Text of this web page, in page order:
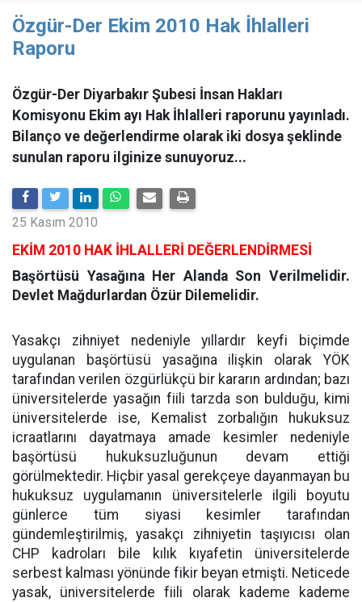
Özgür-Der Ekim 2010 Hak İhlalleri
Raporu
Özgür-Der Diyarbakır Şubesi İnsan Hakları
Komisyonu Ekim ayı Hak İhlalleri raporunu yayınladı.
Bilanço ve değerlendirme olarak iki dosya şeklinde
sunulan raporu ilginize sunuyoruz...
25 Kasım 2010
EKİM 2010 HAK İHLALLERİ DEĞERLENDİRMESİ
Başörtüsü Yasağına Her Alanda Son Verilmelidir.
Devlet Mağdurlardan Özür Dilemelidir.
Yasakçı zihniyet nedeniyle yıllardır keyfi biçimde
uygulanan başörtüsü yasağına ilişkin olarak YÖK
tarafından verilen özgürlükçü bir kararın ardından; bazı
üniversitelerde yasağın fiili tarzda son bulduğu, kimi
üniversitelerde ise, Kemalist zorbalığın hukuksuz
icraatlarını dayatmaya amade kesimler nedeniyle
başörtüsü hukuksuzluğunun devam ettiği
görülmektedir. Hiçbir yasal gerekçeye dayanmayan bu
hukuksuz uygulamanın üniversitelerle ilgili boyutu
günlerce tüm siyasi kesimler tarafından
gündemleştirilmiş, yasakçı zihniyetin taşıyıcısı olan
CHP kadroları bile kılık kıyafetin üniversitelerde
serbest kalması yönünde fikir beyan etmişti. Neticede
yasak, üniversitelerde fiili olarak kademe kademe